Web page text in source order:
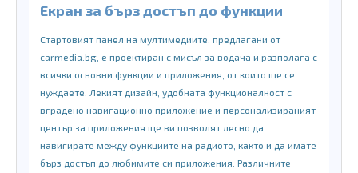
Екран за бърз достъп до функции
Стартовият панел на мултимедиите, предлагани от
carmedia.bg, е проектиран с мисъл за водача и разполага с
всички основни функции и приложения, от които ще се
нуждаете. Лекият дизайн, удобната функционалност с
вградено навигационно приложение и персонализираният
център за приложения ще ви позволят лесно да
навигирате между функциите на радиото, както и да имате
бърз достъп до любимите си приложения. Различните